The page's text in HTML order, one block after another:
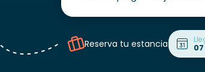
Reserva tu estancia